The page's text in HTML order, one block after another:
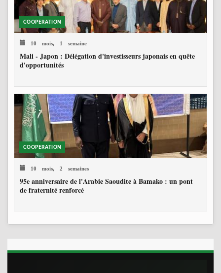
COOPERATION
10 mois, 1 semaine
Mali - Japon : Délégation d'investisseurs japonais en quête
d'opportunités
COOPERATION
10 mois, 2 semaines
95e anniversaire de l'Arabie Saoudite à Bamako : un pont
de fraternité renforcé